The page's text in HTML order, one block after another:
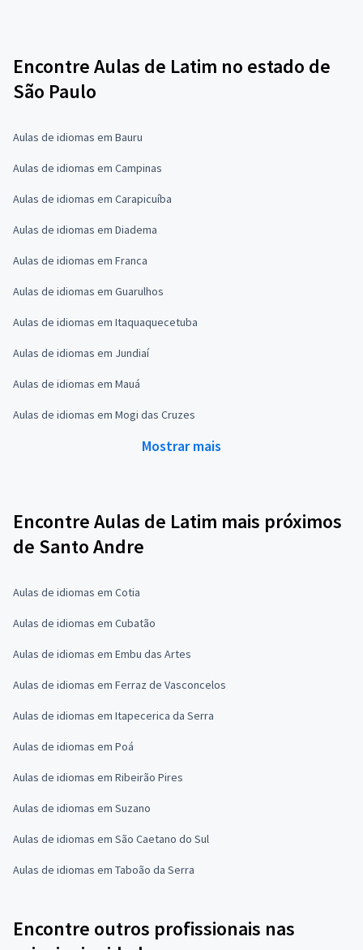
Encontre Aulas de Latim no estado de
São Paulo
Aulas de idiomas em Bauru
Aulas de idiomas em Campinas
Aulas de idiomas em Carapicuíba
Aulas de idiomas em Diadema
Aulas de idiomas em Franca
Aulas de idiomas em Guarulhos
Aulas de idiomas em Itaquaquecetuba
Aulas de idiomas em Jundiaí
Aulas de idiomas em Mauá
Aulas de idiomas em Mogi das Cruzes
Mostrar mais
Encontre Aulas de Latim mais próximos
de Santo Andre
Aulas de idiomas em Cotia
Aulas de idiomas em Cubatão
Aulas de idiomas em Embu das Artes
Aulas de idiomas em Ferraz de Vasconcelos
Aulas de idiomas em Itapecerica da Serra
Aulas de idiomas em Poá
Aulas de idiomas em Ribeirão Pires
Aulas de idiomas em Suzano
Aulas de idiomas em São Caetano do Sul
Aulas de idiomas em Taboão da Serra
Encontre outros profissionais nas